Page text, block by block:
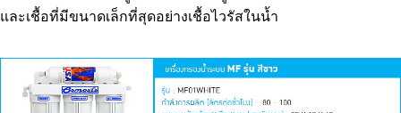
และเชื้อที่มีขนาดเล็กที่สุดอย่างเชื้อไวรัสในน้ำ